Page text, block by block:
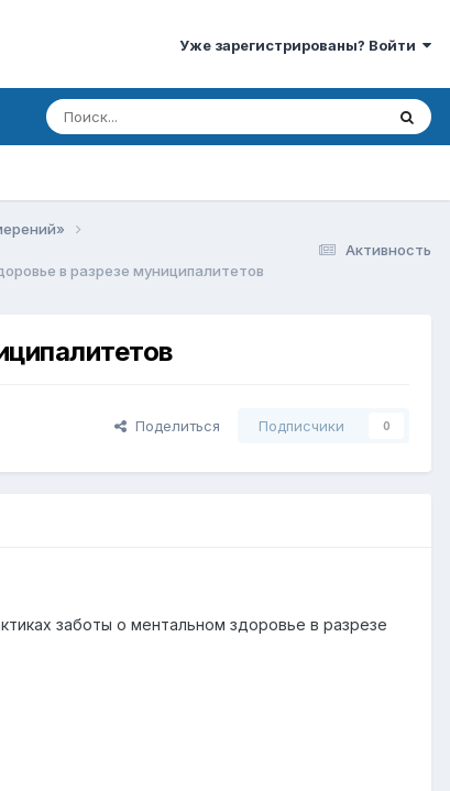
Уже зарегистрированы? Войти
Активность
в разрезе муниципалитетов
Поделиться Подписчики 0
заботы о ментальном здоровье в разрезе